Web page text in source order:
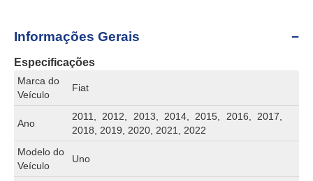
Informações Gerais
Especificações
Marca do
Veículo
Fiat
Ano
2011, 2012, 2013, 2014, 2015, 2016, 2017,
2018, 2019, 2020, 2021, 2022
Modelo do
Veículo
Uno